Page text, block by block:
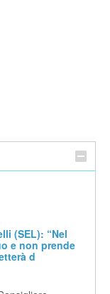
(SEL): “Nel
e non prende
d